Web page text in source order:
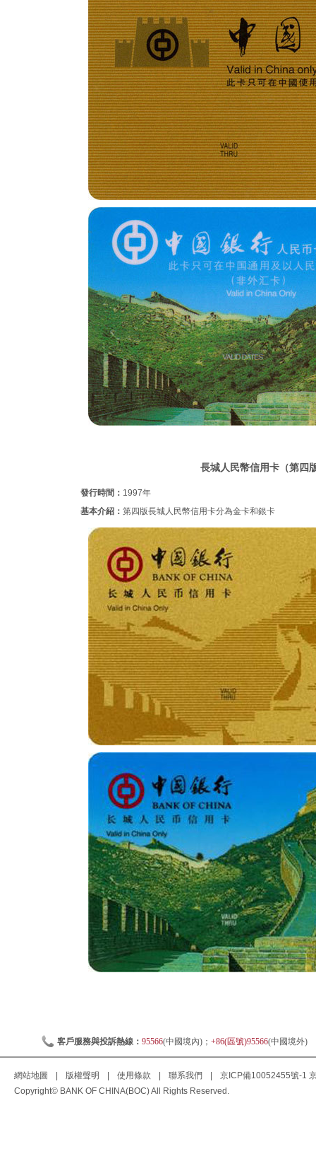
長城人民幣信用卡（第四
發行時間： 1997年
基本介紹：第四版長城人民幣信用卡分為金卡和銀卡
客戶服務與投訴熱線： 95566(中國境內)； +86(區號)95566(中國境外)
網站地圖 版權聲明 使用條款 聯系我們 京ICP備10052455號-1
Copyright© BANK OF CHINA(BOC) All Rights Reserved.